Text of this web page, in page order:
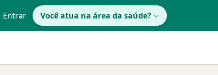
Entrar Você atua na área da saúde?